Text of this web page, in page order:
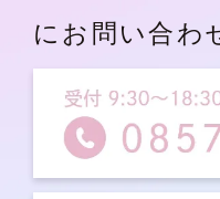
にお問い合わ